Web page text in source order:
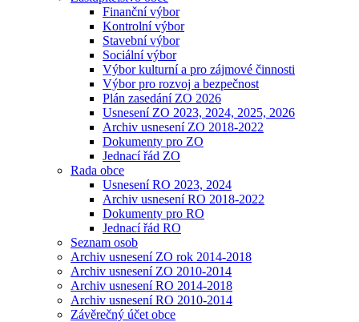
Finanční výbor
Kontrolní výbor
Stavební výbor
Sociální výbor
Výbor kulturní a pro zájmové činnosti
Výbor pro rozvoj a bezpečnost
Plán zasedání ZO 2026
Usnesení ZO 2023, 2024, 2025, 2026
Archiv usnesení ZO 2018-2022
Dokumenty pro ZO
Jednací řád ZO
Rada obce
Usnesení RO 2023, 2024
Archiv usnesení RO 2018-2022
Dokumenty pro RO
Jednací řád RO
Seznam osob
Archiv usnesení ZO rok 2014-2018
Archiv usnesení ZO 2010-2014
Archiv usnesení RO 2014-2018
Archiv usnesení RO 2010-2014
Závěrečný účet obce